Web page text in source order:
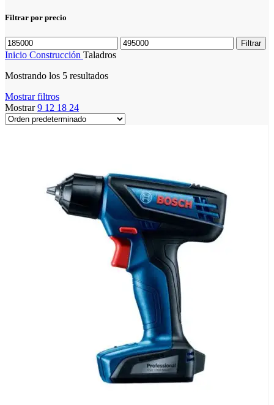
Filtrar por precio
Filtrar
Inicio Construcción Taladros
Mostrando los 5 resultados
Mostrar filtros
Mostrar9 12 18 24